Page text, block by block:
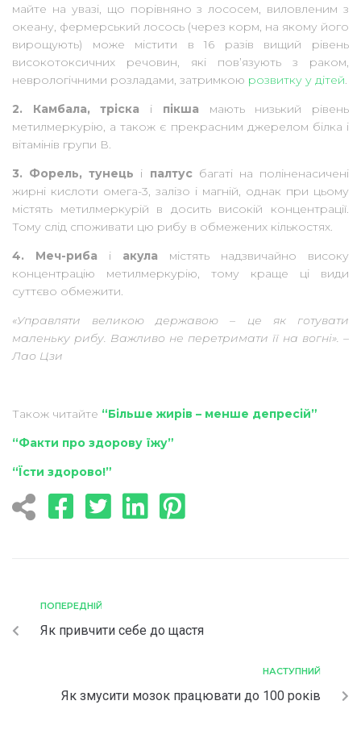
майте на увазі, що порівняно з лососем, виловленим з
океану, фермерський лосось (через корм, на якому його
вирощують) може містити в 16 разів вищий рівень
високотоксичних речовин, які пов’язують з раком,
неврологічними розладами, затримкою розвитку у дітей.
2. Камбала, тріска і пікша мають низький рівень
метилмеркурію, а також є прекрасним джерелом білка і
вітамінів групи В.
3. Форель, тунець і палтусбагаті на поліненасичені
жирні кислоти омега-3, залізо і магній, однак при цьому
містять метилмеркурій в досить високій концентрації.
Тому слід споживати цю рибу в обмежених кількостях.
4. Меч-риба і акула містять надзвичайно високу
концентрацію метилмеркурію, тому краще ці види
суттєво обмежити.
«Управляти великою державою – це як готувати
маленьку рибу. Важливо не перетримати її на вогні». –
Лао Цзи
Також читайте “Більше жирів – менше депресій”
“Факти про здорову їжу”
“Їсти здорово!”
ПОПЕРЕДНІЙ
Як привчити себе до щастя
НАСТУПНИЙ
Як змусити мозок працювати до 100 років